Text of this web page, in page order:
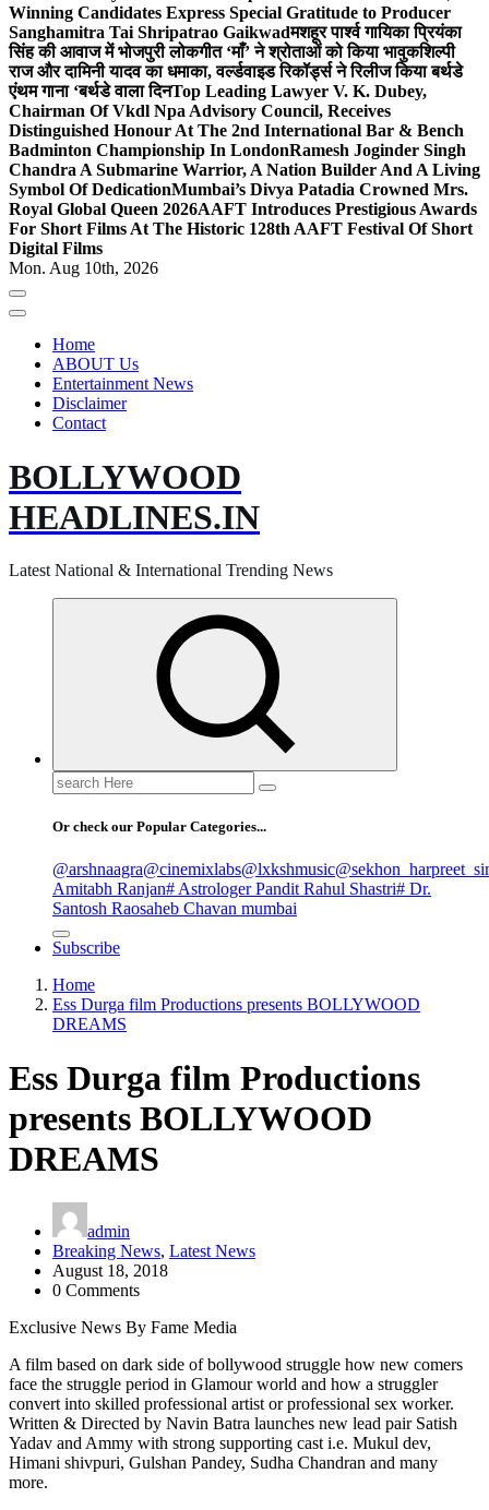
Winning Candidates Express Special Gratitude to Producer
Sanghamitra Tai Shripatrao Gaikwadमशहूर पार्श्व गायिका प्रियंका
सिंह की आवाज में भोजपुरी लोकगीत ‘माँ’ ने श्रोताओं को किया भावुकशिल्पी
राज और दामिनी यादव का धमाका, वर्ल्डवाइड रिकॉर्ड्स ने रिलीज किया बर्थडे
एंथम गाना ‘बर्थडे वाला दिनTop Leading Lawyer V. K. Dubey,
Chairman Of Vkdl Npa Advisory Council, Receives
Distinguished Honour At The 2nd International Bar & Bench
Badminton Championship In LondonRamesh Joginder Singh
Chandra A Submarine Warrior, A Nation Builder And A Living
Symbol Of DedicationMumbai’s Divya Patadia Crowned Mrs.
Royal Global Queen 2026AAFT Introduces Prestigious Awards
For Short Films At The Historic 128th AAFT Festival Of Short
Digital Films
Mon. Aug 10th, 2026
Home
ABOUT Us
Entertainment News
Disclaimer
Contact
BOLLYWOOD
HEADLINES.IN
Latest National & International Trending News
Search
for:
Or check our Popular Categories...
@arshnaagra@cinemixlabs@lxkshmusic
Amitabh Ranjan# Astrologer Pandit Rahul Shastri# Dr.
Santosh Raosaheb Chavan mumbai
Subscribe
Home
Ess Durga film Productions presents BOLLYWOOD
DREAMS
Ess Durga film Productions
presents BOLLYWOOD
DREAMS
admin
Breaking News, Latest News
August 18, 2018
0 Comments
Exclusive News By Fame Media
A film based on dark side of bollywood struggle how new comers
face the struggle period in Glamour world and how a struggler
convert into skilled professional artist or professional sex worker.
Written & Directed by Navin Batra launches new lead pair Satish
Yadav and Ammy with strong supporting cast i.e. Mukul dev,
Himani shivpuri, Gulshan Pandey, Sudha Chandran and many
more.